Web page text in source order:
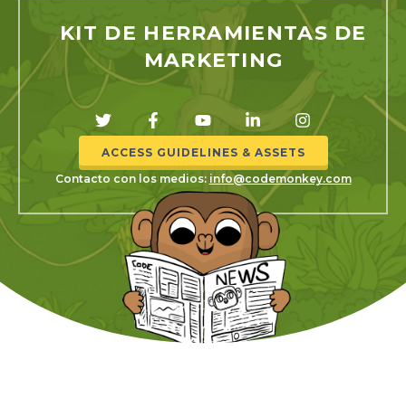
KIT DE HERRAMIENTAS DE
MARKETING
ACCESS GUIDELINES & ASSETS
Contacto con los medios: info@codemonkey.com